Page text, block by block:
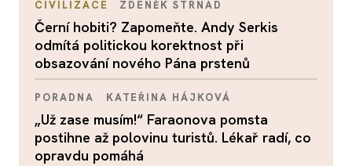
CIVILIZACE ZDENĚK STRNAD
Černí hobiti? Zapomeňte. Andy Serkis
odmítá politickou korektnost při
obsazování nového Pána prstenů
PORADNA KATEŘINA HÁJKOVÁ
„Už zase musím!“ Faraonova pomsta
postihne až polovinu turistů. Lékař radí, co
opravdu pomáhá